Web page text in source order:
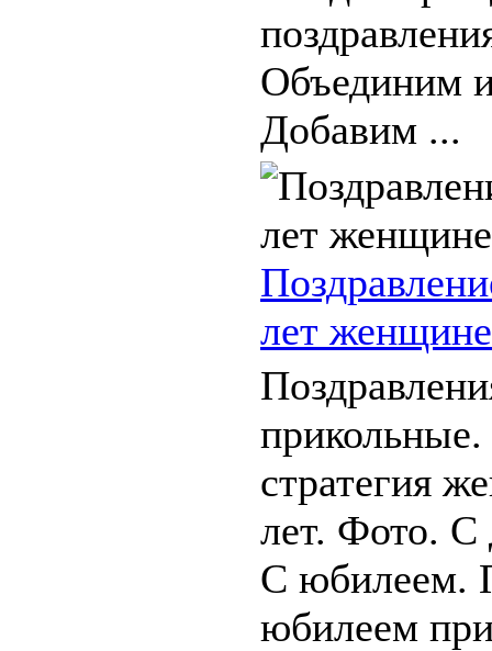
Объединим
Добавим ...
лет женщине
прикольные.
стратегия
лет. Фото. С
С юбилеем.
юбилеем